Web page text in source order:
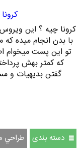
کرونا چیه ؟ این
با بدن انجام میده که
تو این پست میخوام
که کمتر بهش
گفتن بدیهیات و
دسته بندی طراحي